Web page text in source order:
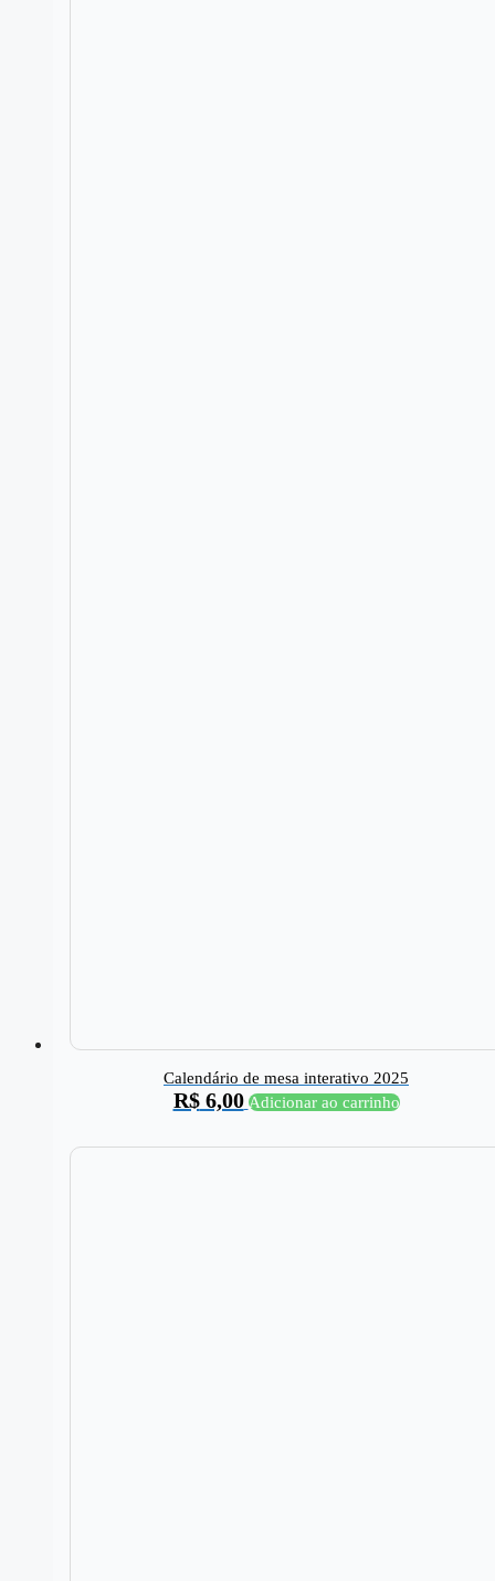
Calendário de mesa interativo 2025
R$6,00 Adicionar ao carrinho